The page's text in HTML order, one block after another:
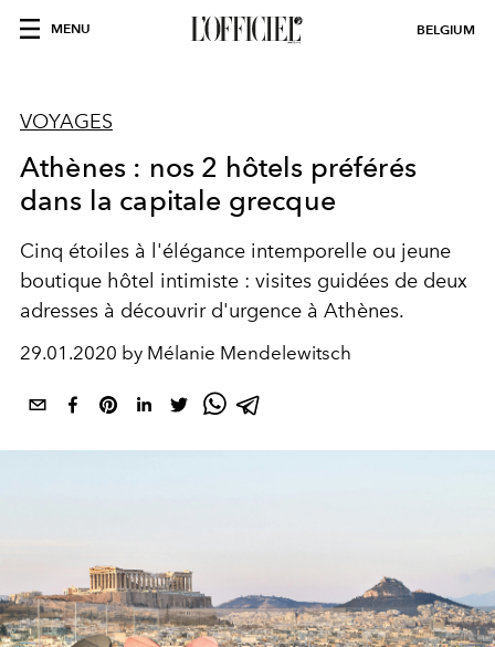
MENU BELGIUM
VOYAGES
Athènes : nos 2 hôtels préférés
dans la capitale grecque
Cinq étoiles à l'élégance intemporelle ou jeune
boutique hôtel intimiste : visites guidées de deux
adresses à découvrir d'urgence à Athènes.
29.01.2020 by Mélanie Mendelewitsch